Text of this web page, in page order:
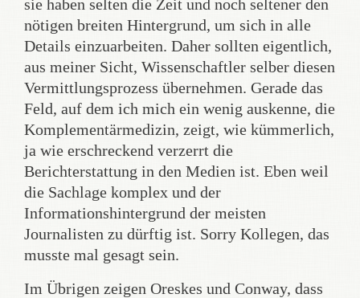
sie haben selten die Zeit und noch seltener den
nötigen breiten Hintergrund, um sich in alle
Details einzuarbeiten. Daher sollten eigentlich,
aus meiner Sicht, Wissenschaftler selber diesen
Vermittlungsprozess übernehmen. Gerade das
Feld, auf dem ich mich ein wenig auskenne, die
Komplementärmedizin, zeigt, wie kümmerlich,
ja wie erschreckend verzerrt die
Berichterstattung in den Medien ist. Eben weil
die Sachlage komplex und der
Informationshintergrund der meisten
Journalisten zu dürftig ist. Sorry Kollegen, das
musste mal gesagt sein.
Im Übrigen zeigen Oreskes und Conway, dass